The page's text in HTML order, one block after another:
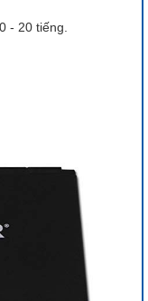
- 20 tiếng.